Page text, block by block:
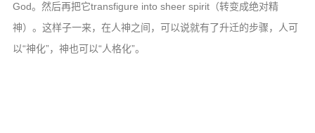
God。然后再把它transfigure into sheer spirit（转变成绝对精
神）。这样子一来，在人神之间，可以说就有了升迁的步骤，人可
以“神化”，神也可以“人格化”。